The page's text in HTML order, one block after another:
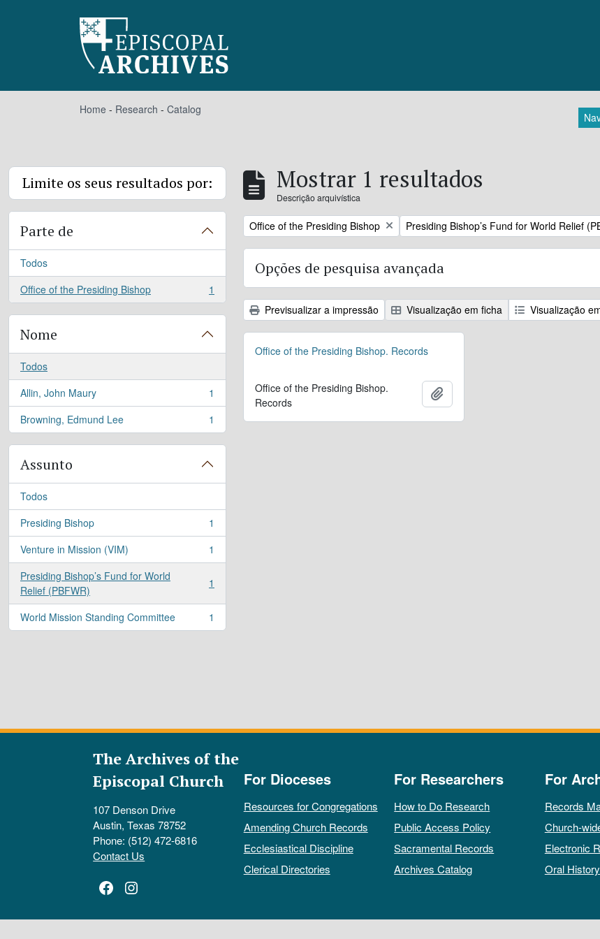
Home - Research - Catalog
Limite os seus resultados por:
Parte de
Todos
Office of the Presiding Bishop
, 1 resultados 1
Nome
Todos
Allin, John Maury
, 1 resultados
1
Browning, Edmund Lee
, 1 resultados 1
Assunto
Todos
Presiding Bishop
, 1 resultados
1
Venture in Mission (VIM)
, 1 resultados
1
Presiding Bishop’s Fund for World
Relief (PBFWR)
, 1 resultados 1
World Mission Standing Committee
, 1 resultados 1
Mostrar 1 resultados
Descrição arquivística
Remove filter:
Office of the Presiding Bishop Remove filter:
Presiding Bishop’s Fund for World Relief
Opções de pesquisa avançada
Previsualizar a impressão Visualização em ficha Visualização
Office of the Presiding Bishop. Records
Office of the Presiding Bishop.
Records
The Archives of the
Episcopal Church
107 Denson Drive
Austin, Texas 78752
Phone: (512) 472-6816
Contact Us
Facebook
Instagram
For Dioceses
Resources for Congregations
Amending Church Records
Ecclesiastical Discipline
Clerical Directories
For Researchers
How to Do Research
Public Access Policy
Sacramental Records
Archives Catalog
For
Records
Church-
Electronic
Oral